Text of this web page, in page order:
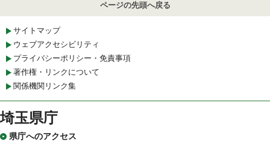
ページの先頭へ戻る
サイトマップ
ウェブアクセシビリティ
プライバシーポリシー・免責事項
著作権・リンクについて
関係機関リンク集
埼玉県庁
県庁へのアクセス